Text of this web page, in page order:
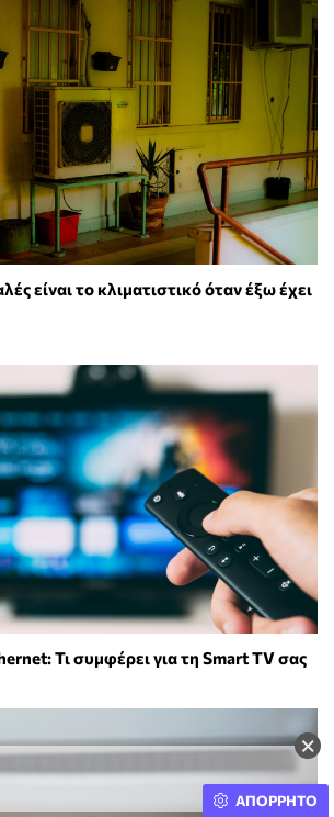
×
είναι το κλιματιστικό όταν έξω έχει
Τι συμφέρει για τη Smart TV σας
ΑΠΟΡΡΗΤΟ